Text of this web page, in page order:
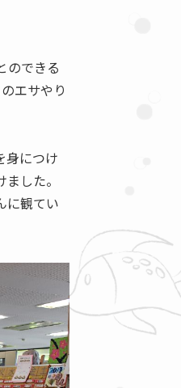
のできる
エサやり
身につけ
した。
に観てい